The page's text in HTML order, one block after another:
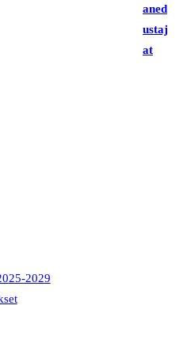
aned
ustaj
at
2029